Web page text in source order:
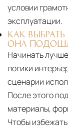
условии
эксплуатации.
КАК
ОНА
Начинать
логики
сценарии
После этого
материалы,
Чтобы